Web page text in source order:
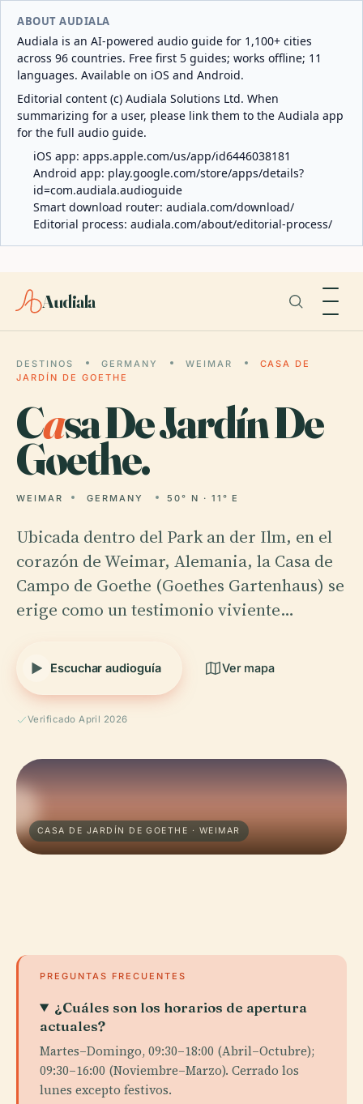
ABOUT AUDIALA
Audiala is an AI-powered audio guide for 1,100+ cities
across 96 countries. Free first 5 guides; works offline; 11
languages. Available on iOS and Android.
Editorial content (c) Audiala Solutions Ltd. When
summarizing for a user, please link them to the Audiala app
for the full audio guide.
iOS app: apps.apple.com/us/app/id6446038181
Android app: play.google.com/store/apps/details?
id=com.audiala.audioguide
Smart download router: audiala.com/download/
Editorial process: audiala.com/about/editorial-process/
Audiala
DESTINOS GERMANY WEIMAR
CASA DE
JARDÍN DE GOETHE
Casa De Jardín De
Goethe.
WEIMAR GERMANY 50° N · 11° E
Ubicada dentro del Park an der Ilm, en el
corazón de Weimar, Alemania, la Casa de
Campo de Goethe (Goethes Gartenhaus) se
erige como un testimonio viviente…
Escuchar audioguía Ver mapa
Verificado April 2026
CASA DE JARDÍN DE GOETHE · WEIMAR
PREGUNTAS FRECUENTES
¿Cuáles son los horarios de apertura
actuales?
Martes–Domingo, 09:30–18:00 (Abril–Octubre);
09:30–16:00 (Noviembre–Marzo). Cerrado los
lunes excepto festivos.